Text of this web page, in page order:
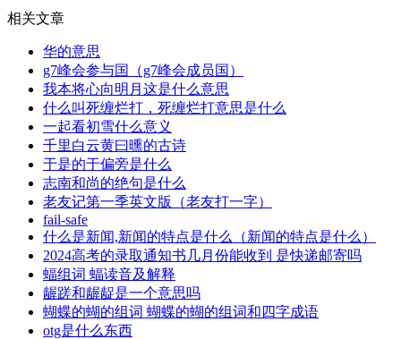
相关文章
华的意思
g7峰会参与国（g7峰会成员国）
我本将心向明月这是什么意思
什么叫死缠烂打，死缠烂打意思是什么
一起看初雪什么意义
千里白云黄曰曛的古诗
于是的于偏旁是什么
志南和尚的绝句是什么
老友记第一季英文版（老友打一字）
fail-safe
什么是新闻,新闻的特点是什么（新闻的特点是什么）
2024高考的录取通知书几月份能收到 是快递邮寄吗
蝠组词 蝠读音及解释
龌蹉和龌龊是一个意思吗
蝴蝶的蝴的组词 蝴蝶的蝴的组词和四字成语
otg是什么东西